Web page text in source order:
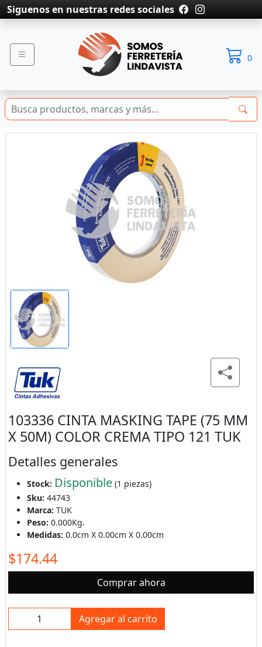
Siguenos en nuestras redes sociales
0
103336 CINTA MASKING TAPE (75 MM
X 50M) COLOR CREMA TIPO 121 TUK
Detalles generales
Stock: Disponible(1 piezas)
Sku: 44743
Marca: TUK
Peso: 0.000Kg.
Medidas: 0.0cm X 0.00cm X 0.00cm
$174.44
Comprar ahora
Agregar al carrito